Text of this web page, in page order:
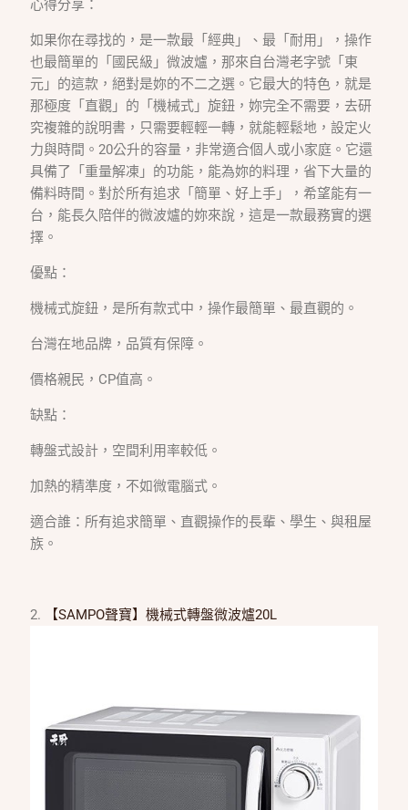
心得分享：
如果你在尋找的，是一款最「經典」、最「耐用」，操作
也最簡單的「國民級」微波爐，那來自台灣老字號「東
元」的這款，絕對是妳的不二之選。它最大的特色，就是
那極度「直觀」的「機械式」旋鈕，妳完全不需要，去研
究複雜的說明書，只需要輕輕一轉，就能輕鬆地，設定火
力與時間。20公升的容量，非常適合個人或小家庭。它還
具備了「重量解凍」的功能，能為妳的料理，省下大量的
備料時間。對於所有追求「簡單、好上手」，希望能有一
台，能長久陪伴的微波爐的妳來說，這是一款最務實的選
擇。
優點：
機械式旋鈕，是所有款式中，操作最簡單、最直觀的。
台灣在地品牌，品質有保障。
價格親民，CP值高。
缺點：
轉盤式設計，空間利用率較低。
加熱的精準度，不如微電腦式。
適合誰：所有追求簡單、直觀操作的長輩、學生、與租屋
族。
2. 【SAMPO聲寶】機械式轉盤微波爐20L